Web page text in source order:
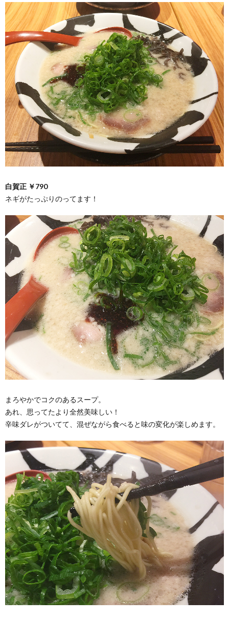
白賀正 ￥790
ネギがたっぷりのってます！
まろやかでコクのあるスープ。
あれ、思ってたより全然美味しい！
辛味ダレがついてて、混ぜながら食べると味の変化が楽しめます。